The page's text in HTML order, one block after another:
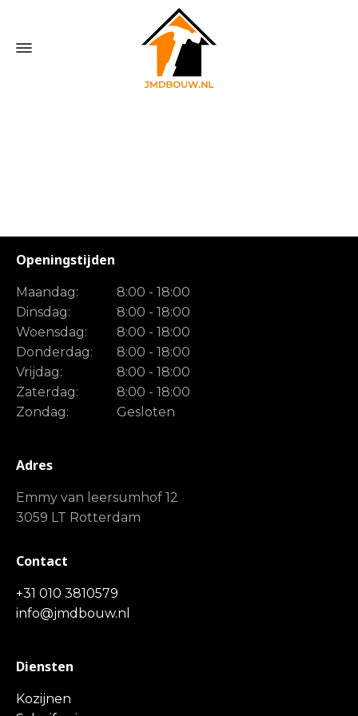
Openingstijden
Maandag:
8:00 - 18:00
Dinsdag:
8:00 - 18:00
Woensdag:
8:00 - 18:00
Donderdag:
8:00 - 18:00
Vrijdag:
8:00 - 18:00
Zaterdag:
8:00 - 18:00
Zondag:
Gesloten
Adres
Emmy van leersumhof 12
3059 LT Rotterdam
Contact
+31 010 3810579
info@jmdbouw.nl
Diensten
Kozijnen